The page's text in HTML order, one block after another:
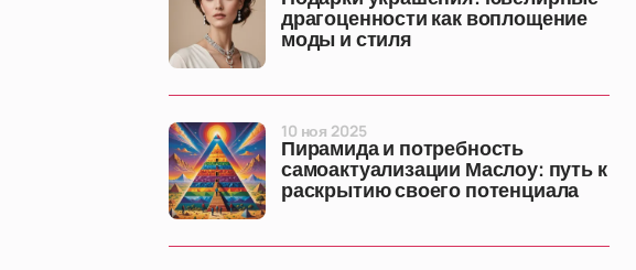
драгоценности как воплощение
моды и стиля
Пирамида и потребность
самоактуализации Маслоу: путь к
раскрытию своего потенциала
10 ноя 2025